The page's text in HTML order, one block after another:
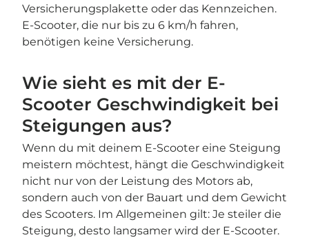
Versicherungsplakette oder das Kennzeichen.
E-Scooter, die nur bis zu 6 km/h fahren,
benötigen keine Versicherung.
Wie sieht es mit der E-
Scooter Geschwindigkeit bei
Steigungen aus?
Wenn du mit deinem E-Scooter eine Steigung
meistern möchtest, hängt die Geschwindigkeit
nicht nur von der Leistung des Motors ab,
sondern auch von der Bauart und dem Gewicht
des Scooters. Im Allgemeinen gilt: Je steiler die
Steigung, desto langsamer wird der E-Scooter.